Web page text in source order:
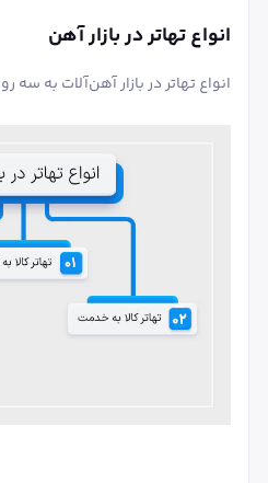
انواع تهاتر در بازار آهن
انواع تهاتر در بازار آهن‌آلات به